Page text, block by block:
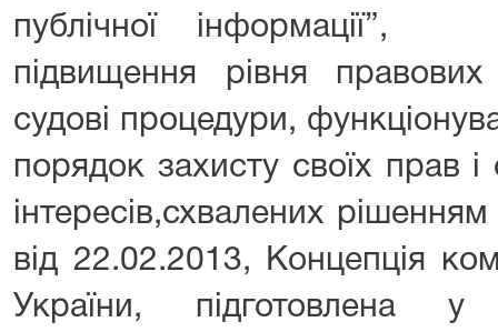
публічної
підвищення рівня
судові процедури,
порядок захисту своїх прав
інтересів,схвалених рішенням
від 22.02.2013, Концепція
України, підготовлена